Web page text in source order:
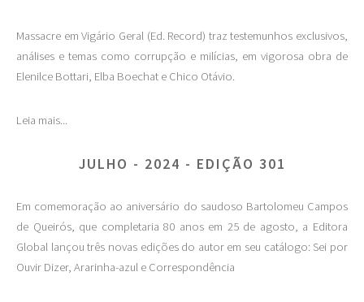
Massacre em Vigário Geral (Ed. Record) traz testemunhos exclusivos,
análises e temas como corrupção e milícias, em vigorosa obra de
Elenilce Bottari, Elba Boechat e Chico Otávio.
Leia mais...
JULHO - 2024 - EDIÇÃO 301
Em comemoração ao aniversário do saudoso Bartolomeu Campos
de Queirós, que completaria 80 anos em 25 de agosto, a Editora
Global lançou três novas edições do autor em seu catálogo: Sei por
Ouvir Dizer, Ararinha-azul e Correspondência